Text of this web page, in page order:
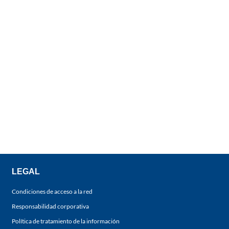
LEGAL
Condiciones de acceso a la red
Responsabilidad corporativa
Política de tratamiento de la información